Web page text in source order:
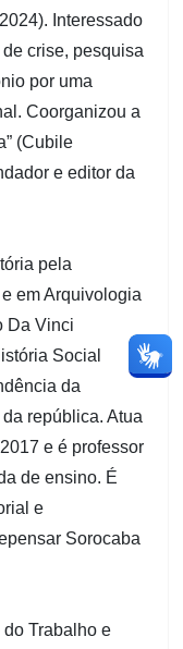
Interessado
crise, pesquisa
por uma
Coorganizou a
(Cubile
e editor da
pela
em Arquivologia
Da Vinci
Social
da
república. Atua
e é professor
de ensino. É
e
Sorocaba
do Trabalho e